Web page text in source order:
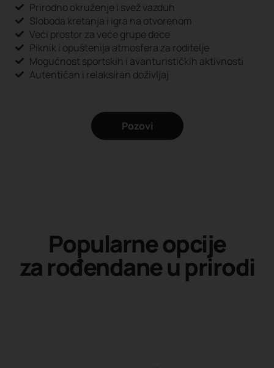
Prirodno okruženje i svež vazduh
Sloboda kretanja i igra na otvorenom
Veći prostor za veće grupe dece
Piknik i opuštenija atmosfera za roditelje
Mogućnost sportskih i avanturističkih aktivnosti
Autentičan i relaksiran doživljaj
Pozovi
Popularne opcije
za rođendane u prirodi